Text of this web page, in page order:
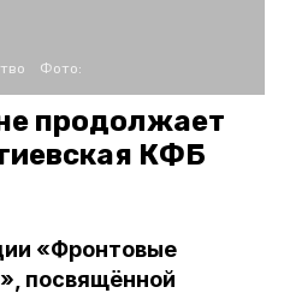
Фото:
продолжает
КФБ
«Фронтовые
посвящённой